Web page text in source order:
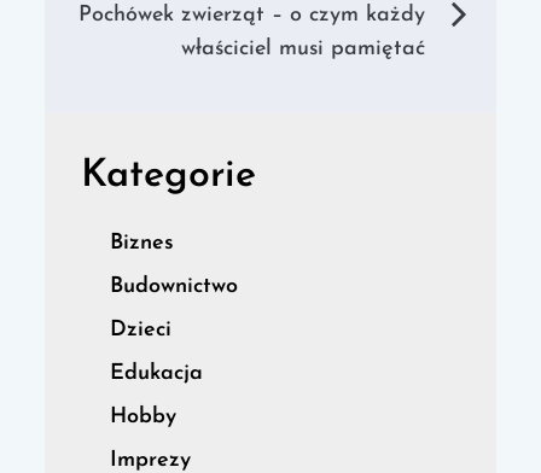
Pochówek zwierząt – o czym każdy
właściciel musi pamiętać
Kategorie
Biznes
Budownictwo
Dzieci
Edukacja
Hobby
Imprezy